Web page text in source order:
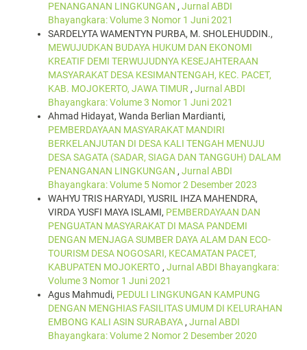
PENANGANAN LINGKUNGAN , Jurnal ABDI
Bhayangkara: Volume 3 Nomor 1 Juni 2021
SARDELYTA WAMENTYN PURBA, M. SHOLEHUDDIN.,
MEWUJUDKAN BUDAYA HUKUM DAN EKONOMI
KREATIF DEMI TERWUJUDNYA KESEJAHTERAAN
MASYARAKAT DESA KESIMANTENGAH, KEC. PACET,
KAB. MOJOKERTO, JAWA TIMUR, Jurnal ABDI
Bhayangkara: Volume 3 Nomor 1 Juni 2021
Ahmad Hidayat, Wanda Berlian Mardianti,
PEMBERDAYAAN MASYARAKAT MANDIRI
BERKELANJUTAN DI DESA KALI TENGAH MENUJU
DESA SAGATA (SADAR, SIAGA DAN TANGGUH) DALAM
PENANGANAN LINGKUNGAN , Jurnal ABDI
Bhayangkara: Volume 5 Nomor 2 Desember 2023
WAHYU TRIS HARYADI, YUSRIL IHZA MAHENDRA,
VIRDA YUSFI MAYA ISLAMI, PEMBERDAYAAN DAN
PENGUATAN MASYARAKAT DI MASA PANDEMI
DENGAN MENJAGA SUMBER DAYA ALAM DAN ECO-
TOURISM DESA NOGOSARI, KECAMATAN PACET,
KABUPATEN MOJOKERTO , Jurnal ABDI Bhayangkara:
Volume 3 Nomor 1 Juni 2021
Agus Mahmudi, PEDULI LINGKUNGAN KAMPUNG
DENGAN MENGHIAS FASILITAS UMUM DI KELURAHAN
EMBONG KALI ASIN SURABAYA, Jurnal ABDI
Bhayangkara: Volume 2 Nomor 2 Desember 2020